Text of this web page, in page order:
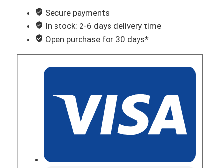
Secure payments
In stock: 2-6 days delivery time
Open purchase for 30 days*